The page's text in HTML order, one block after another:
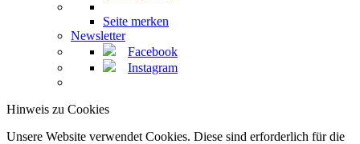
Seite merken
Newsletter
Facebook
Instagram
Hinweis zu Cookies
Unsere Website verwendet Cookies. Diese sind erforderlich für die